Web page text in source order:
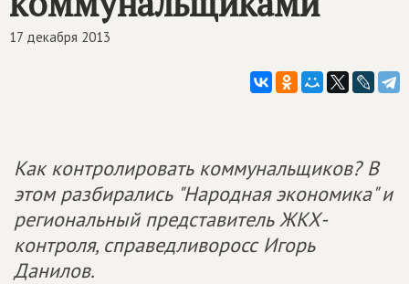
17 декабря 2013
Как контролировать коммунальщиков? В
этом разбирались "Народная экономика" и
региональный представитель ЖКХ-
контроля, справедливоросс Игорь
Данилов.